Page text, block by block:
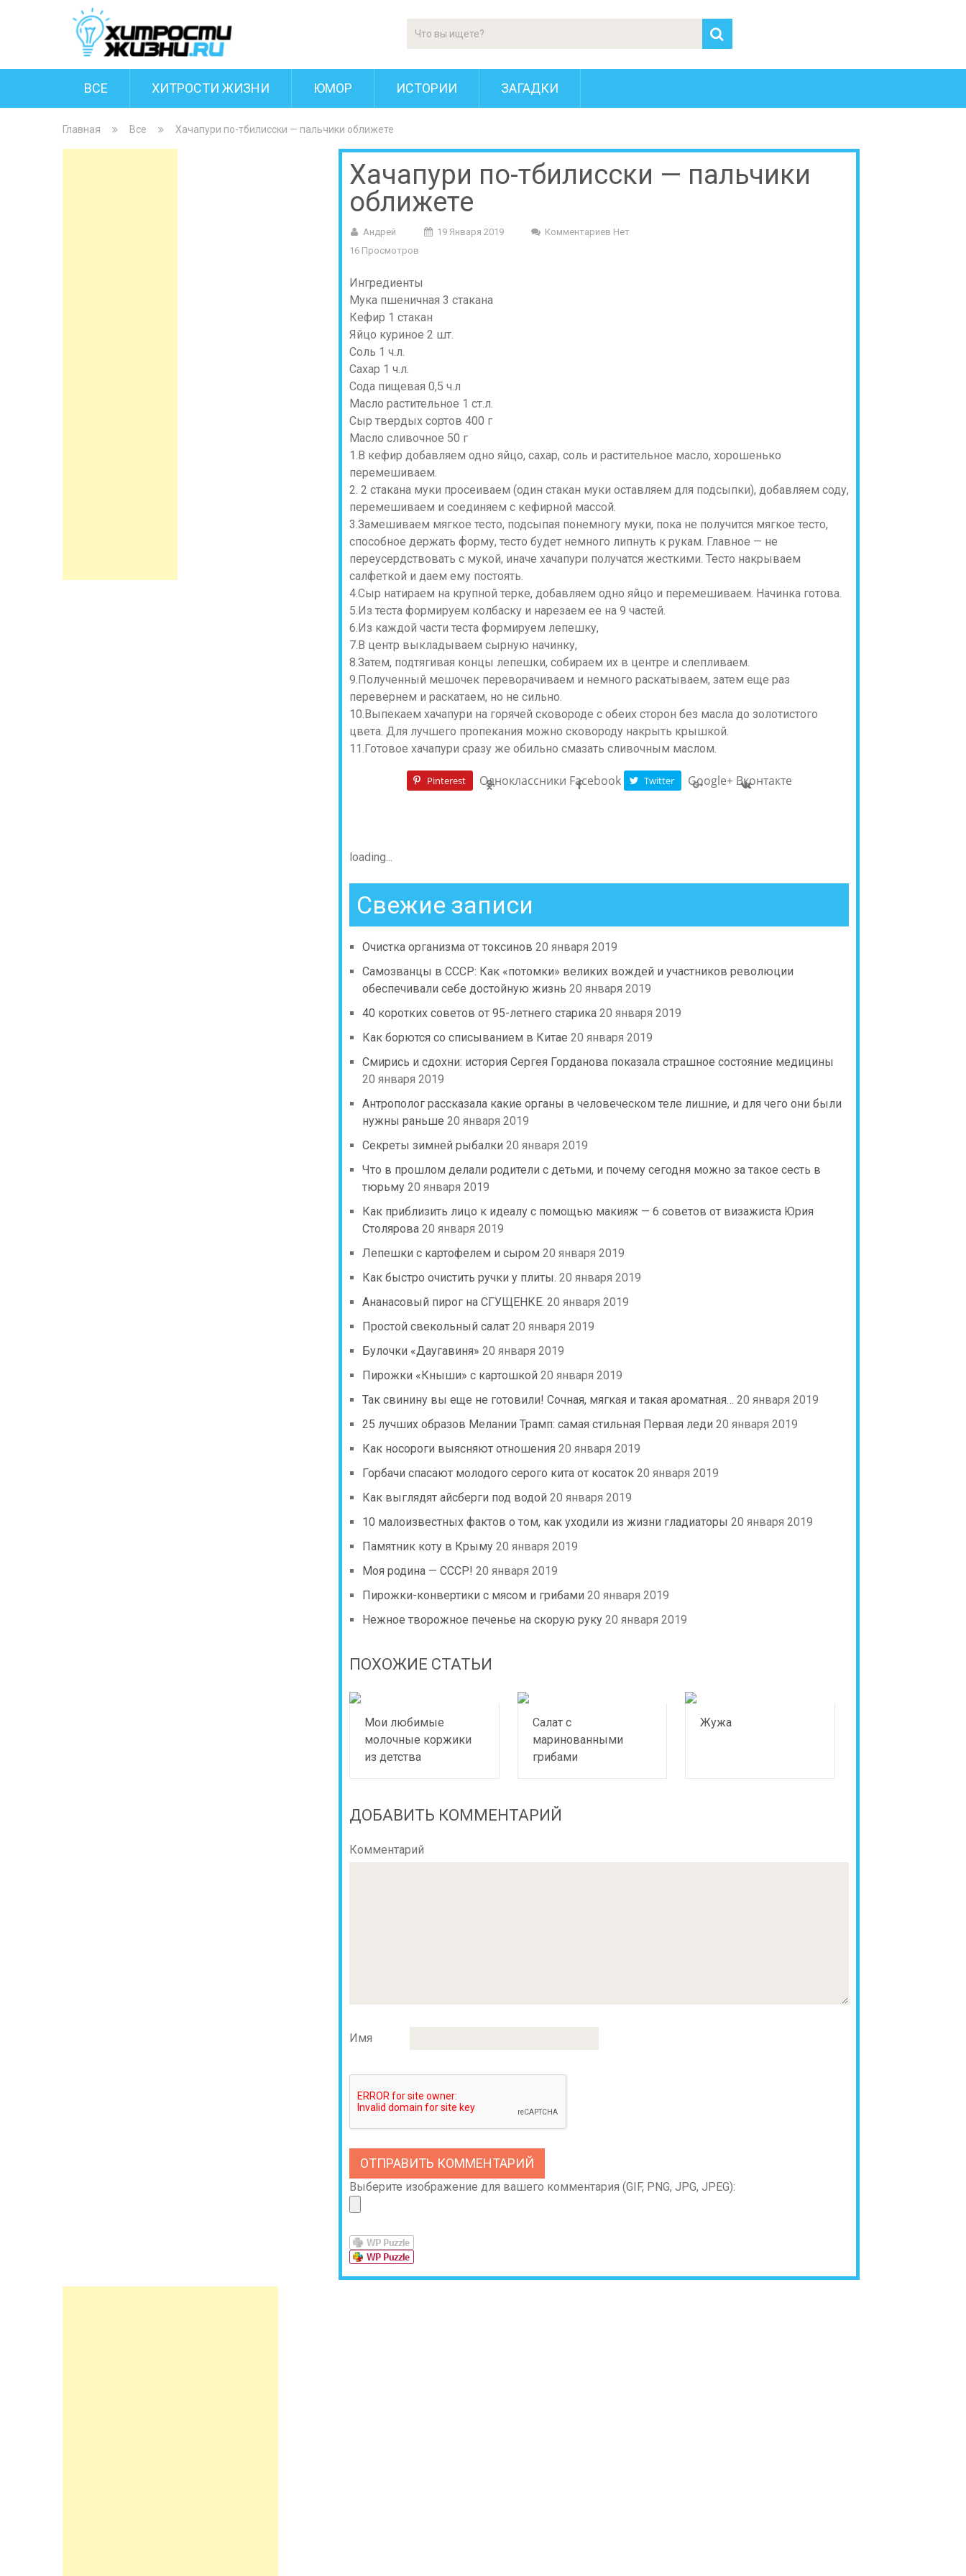
ВСЕ ХИТРОСТИ ЖИЗНИ ЮМОР ИСТОРИИ ЗАГАДКИ
Главная Все Хачапури по-тбилисски — пальчики оближете
Хачапури по-тбилисски — пальчики
оближете
Андрей 19 Января 2019
Комментариев Нет
16 Просмотров
Ингредиенты
Мука пшеничная 3 стакана
Кефир 1 стакан
Яйцо куриное 2 шт.
Соль 1 ч.л.
Сахар 1 ч.л.
Сода пищевая 0,5 ч.л
Масло растительное 1 ст.л.
Сыр твердых сортов 400 г
Масло сливочное 50 г
1.В кефир добавляем одно яйцо, сахар, соль и растительное масло, хорошенько
перемешиваем.
2. 2 стакана муки просеиваем (один стакан муки оставляем для подсыпки), добавляем соду,
перемешиваем и соединяем с кефирной массой.
3.Замешиваем мягкое тесто, подсыпая понемногу муки, пока не получится мягкое тесто,
способное держать форму, тесто будет немного липнуть к рукам. Главное — не
переусердствовать с мукой, иначе хачапури получатся жесткими. Тесто накрываем
салфеткой и даем ему постоять.
4.Сыр натираем на крупной терке, добавляем одно яйцо и перемешиваем. Начинка готова.
5.Из теста формируем колбаску и нарезаем ее на 9 частей.
6.Из каждой части теста формируем лепешку,
7.В центр выкладываем сырную начинку,
8.Затем, подтягивая концы лепешки, собираем их в центре и слепливаем.
9.Полученный мешочек переворачиваем и немного раскатываем, затем еще раз
перевернем и раскатаем, но не сильно.
10.Выпекаем хачапури на горячей сковороде с обеих сторон без масла до золотистого
цвета. Для лучшего пропекания можно сковороду накрыть крышкой.
11.Готовое хачапури сразу же обильно смазать сливочным маслом.
Pinterest Одноклассники Facebook Twitter Google+ Вконтакте
loading...
Свежие записи
Очистка организма от токсинов 20 января 2019
Самозванцы в СССР: Как «потомки» великих вождей и участников революции
обеспечивали себе достойную жизнь 20 января 2019
40 коротких советов от 95-летнего старика 20 января 2019
Как борются со списыванием в Китае 20 января 2019
Смирись и сдохни: история Сергея Горданова показала страшное состояние медицины
20 января 2019
Антрополог рассказала какие органы в человеческом теле лишние, и для чего они были
нужны раньше 20 января 2019
Секреты зимней рыбалки 20 января 2019
Что в прошлом делали родители с детьми, и почему сегодня можно за такое сесть в
тюрьму 20 января 2019
Как приблизить лицо к идеалу с помощью макияж — 6 советов от визажиста Юрия
Столярова 20 января 2019
Лепешки с картофелем и сыром 20 января 2019
Как быстро очистить ручки у плиты. 20 января 2019
Ананасовый пирог на СГУЩЕНКЕ. 20 января 2019
Простой свекольный салат 20 января 2019
Булочки «Даугавиня» 20 января 2019
Пирожки «Кныши» с картошкой 20 января 2019
Так свинину вы еще не готовили! Сочная, мягкая и такая ароматная… 20 января 2019
25 лучших образов Мелании Трамп: самая стильная Первая леди 20 января 2019
Как носороги выясняют отношения 20 января 2019
Горбачи спасают молодого серого кита от косаток 20 января 2019
Как выглядят айсберги под водой 20 января 2019
10 малоизвестных фактов о том, как уходили из жизни гладиаторы 20 января 2019
Памятник коту в Крыму 20 января 2019
Моя родина — СССР! 20 января 2019
Пирожки-конвертики с мясом и грибами 20 января 2019
Нежное творожное печенье на скорую руку 20 января 2019
ПОХОЖИЕ СТАТЬИ
Мои любимые
молочные коржики
из детства
Салат с
маринованными
грибами
Жужа
ДОБАВИТЬ КОММЕНТАРИЙ
Комментарий
Имя
Выберите изображение для вашего комментария (GIF, PNG, JPG, JPEG):